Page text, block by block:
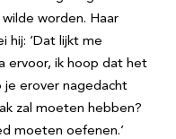
worden. Haar
hij: ‘Dat lijkt me
ervoor, ik hoop dat het
je erover nagedacht
zal moeten hebben?
moeten oefenen.’